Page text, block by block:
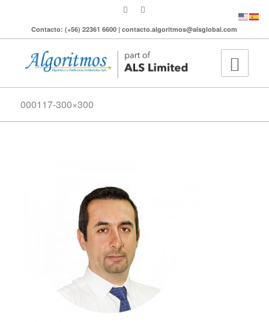
Contacto: (+56) 22361 6600 | contacto.algoritmos@alsglobal.com
000117-300×300